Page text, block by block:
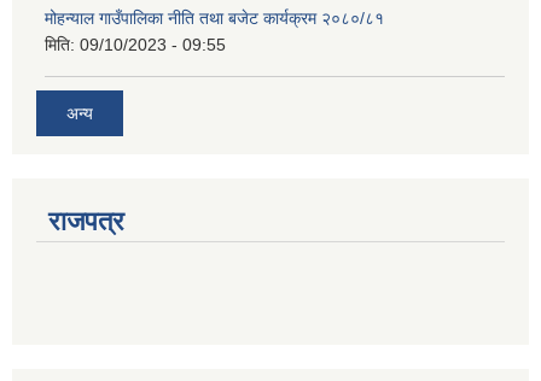
मोहन्याल गाउँपालिका नीति तथा बजेट कार्यक्रम २०८०/८१
मिति: 09/10/2023 - 09:55
अन्य
राजपत्र